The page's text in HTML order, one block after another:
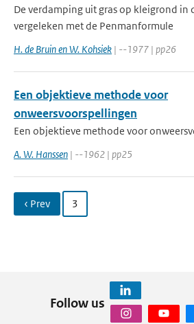
De verdamping uit gras op kleigrond in
vergeleken met de Penmanformule
H. de Bruin en W. Kohsiek | --1977 | pp26
Een objektieve methode voor
onweersvoorspellingen
Een objektieve methode voor
A. W. Hanssen | --1962 | pp25
‹ Prev 3
Follow us